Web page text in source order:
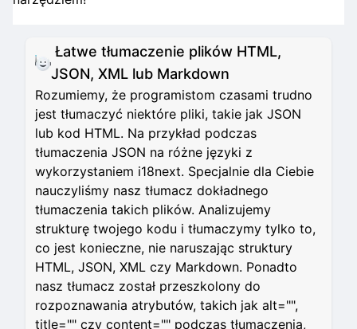
Łatwe tłumaczenie plików HTML,
JSON, XML lub Markdown
Rozumiemy, że programistom czasami trudno
jest tłumaczyć niektóre pliki, takie jak JSON
lub kod HTML. Na przykład podczas
tłumaczenia JSON na różne języki z
wykorzystaniem i18next. Specjalnie dla Ciebie
nauczyliśmy nasz tłumacz dokładnego
tłumaczenia takich plików. Analizujemy
strukturę twojego kodu i tłumaczymy tylko to,
co jest konieczne, nie naruszając struktury
HTML, JSON, XML czy Markdown. Ponadto
nasz tłumacz został przeszkolony do
rozpoznawania atrybutów, takich jak alt="",
title="" czy content="" podczas tłumaczenia,